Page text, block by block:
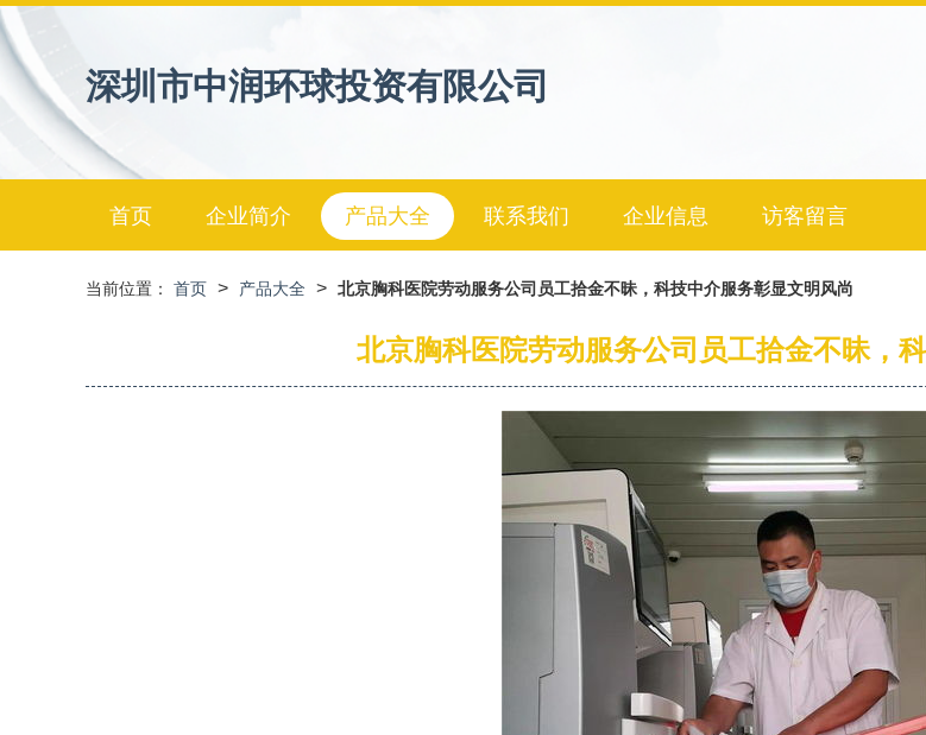
深圳市中润环球投资有限公司
首页 企业简介 产品大全 联系我们 企业信息 访客留言
当前位置： 首页 > 产品大全 > 北京胸科医院劳动服务公司员工拾金不昧，科技中介服务彰显文明风尚
北京胸科医院劳动服务公司员工拾金不昧，